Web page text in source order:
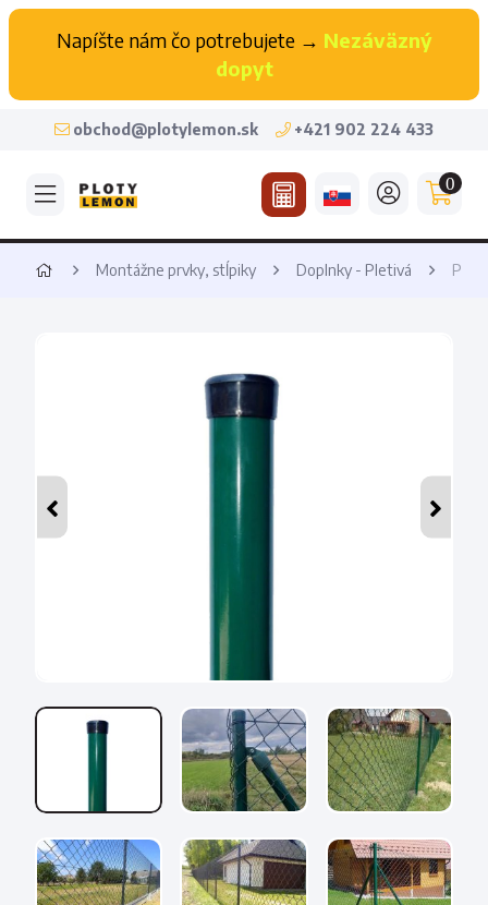
Napíšte nám čo potrebujete → Nezáväzný
dopyt
obchod@plotylemon.sk +421 902 224 433
0
Montážne prvky, stĺpiky Doplnky - Pletivá